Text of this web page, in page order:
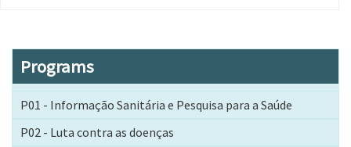
Programs
P01 - Informação Sanitária e Pesquisa para a Saúde
P02 - Luta contra as doenças